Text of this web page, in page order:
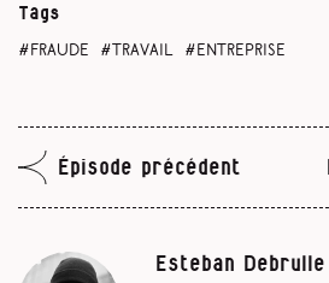
Tags
fraude travail entreprise
Épisode précédent
Esteban Debrulle